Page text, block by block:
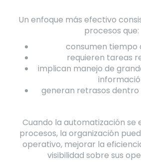
Un enfoque más efectivo
procesos que:
consumen tiempo
requieren tareas
implican manejo de
generan retrasos
Cuando la automatización se
procesos, la organización
operativo, mejorar la
visibilidad sobre sus